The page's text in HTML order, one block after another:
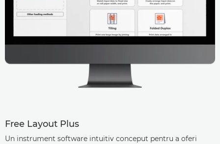
Free Layout Plus
Un instrument software intuitiv conceput pentru a oferi